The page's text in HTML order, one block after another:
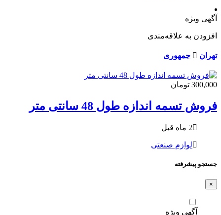
آگهی ویژه
افزودن به علاقه‌مندی
تهران جمهوری
300,000 تومان
فروش تسمه اندازه طول 48 سانتی متر
2 ماه قبل
لوازم صنعتی
جستجو پیشرفته
×
آگهی ویژه